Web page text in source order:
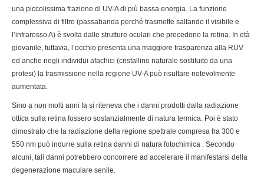
una piccolissima frazione di UV-A di più bassa energia. La funzione
complessiva di filtro (passabanda perché trasmette saltando il visibile e
l’infrarosso A) è svolta dalle strutture oculari che precedono la retina. In età
giovanile, tuttavia, l’occhio presenta una maggiore trasparenza alla RUV
ed anche negli individui afachici (cristallino naturale sostituito da una
protesi) la trasmissione nella regione UV-A può risultare notevolmente
aumentata.
Sino a non molti anni fa si riteneva che i danni prodotti dalla radiazione
ottica sulla retina fossero sostanzialmente di natura termica. Poi è stato
dimostrato che la radiazione della regione spettrale compresa fra 300 e
550 nm può indurre sulla retina danni di natura fotochimica . Secondo
alcuni, tali danni potrebbero concorrere ad accelerare il manifestarsi della
degenerazione maculare senile.